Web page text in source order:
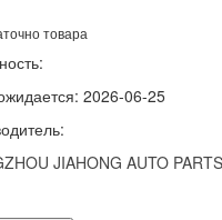
товара
2026-06-25
JIAHONG AUTO